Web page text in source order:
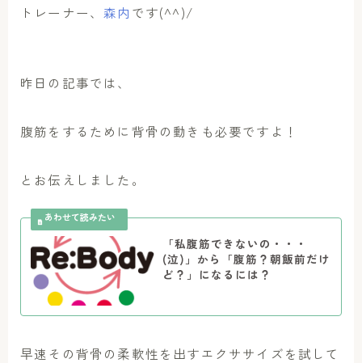
トレーナー、 森内 です(^^)/
昨日の記事では、
腹筋をするために背骨の動きも必要ですよ！
とお伝えしました。
「私腹筋できないの・・・
(泣)」から「腹筋？朝飯前だけ
ど？」になるには？
早速その背骨の柔軟性を出すエクササイズを試して